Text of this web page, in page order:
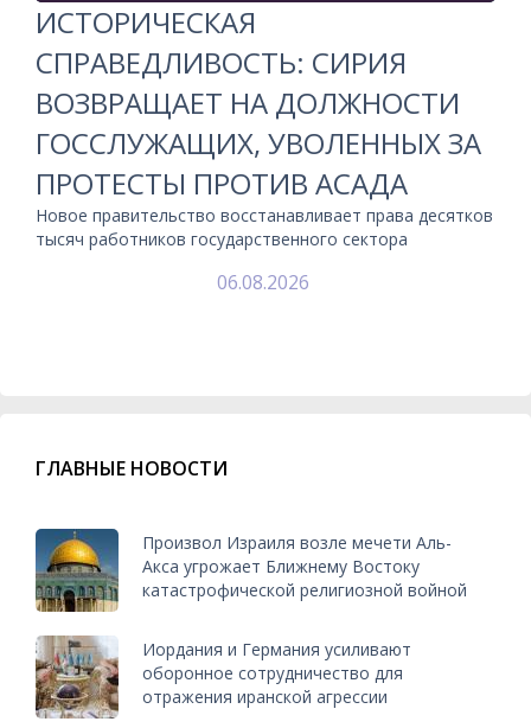
ИСТОРИЧЕСКАЯ
СПРАВЕДЛИВОСТЬ: СИРИЯ
ВОЗВРАЩАЕТ НА ДОЛЖНОСТИ
ГОССЛУЖАЩИХ, УВОЛЕННЫХ ЗА
ПРОТЕСТЫ ПРОТИВ АСАДА
Новое правительство восстанавливает права десятков
тысяч работников государственного сектора
06.08.2026
ГЛАВНЫЕ НОВОСТИ
Произвол Израиля возле мечети Аль-
Акса угрожает Ближнему Востоку
катастрофической религиозной войной
Иордания и Германия усиливают
оборонное сотрудничество для
отражения иранской агрессии